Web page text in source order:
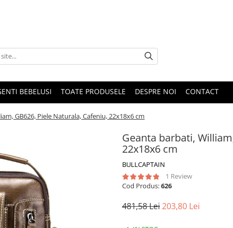
BEBELUSI TOATE PRODUSELE DESPRE NOI CONTACT
GB626, Piele Naturala, Cafeniu, 22x18x6 cm
Geanta barbati,
22x18x6 cm
BULLCAPTAIN
1 Review
Cod Produs:626
481,58 Lei203,80 Lei